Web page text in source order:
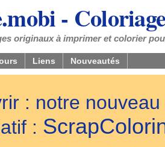
-
originaux à imprimer et colorier
Liens Nouveautés
: notre
: